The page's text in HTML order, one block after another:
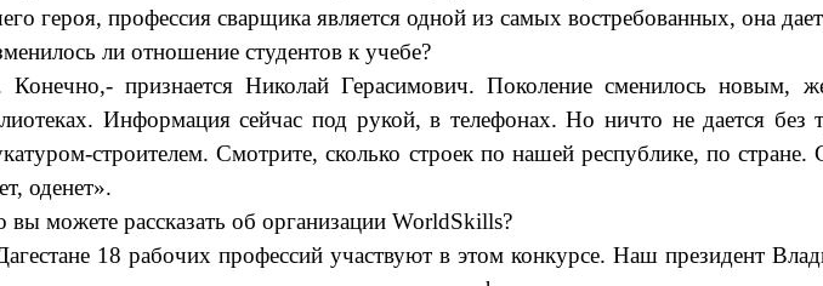
героя, профессия сварщика является одной из самых востребованных, она
ли отношение студентов к учебе?
Конечно,- признается Николай Герасимович. Поколение сменилось
Информация сейчас под рукой, в телефонах. Но ничто не дается
строителем. Смотрите, сколько строек по нашей республике, по
оденет».
вы можете рассказать об организации WorldSkills?
18 рабочих профессий участвуют в этом конкурсе. Наш президент